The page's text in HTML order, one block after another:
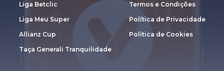
Liga Betclic
Liga Meu Super
Allianz Cup
Taça Generali Tranquilidade
Termos e Condições
Política de Privacidade
Política de Cookies